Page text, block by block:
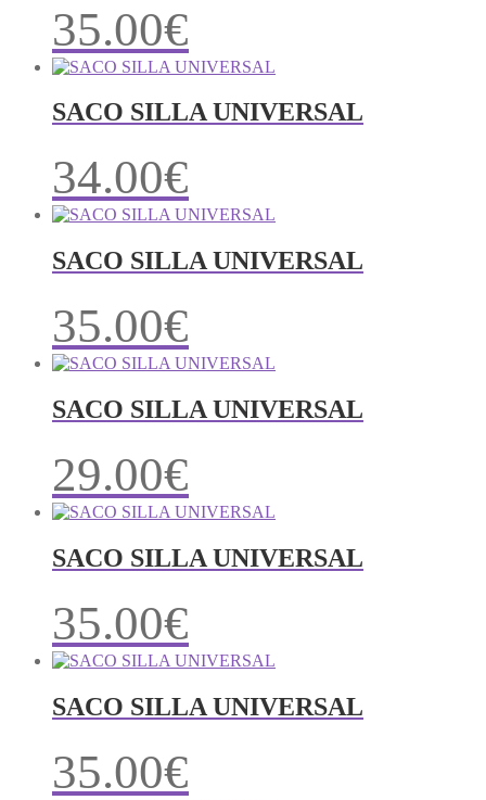
35.00€
SACO SILLA UNIVERSAL
34.00€
SACO SILLA UNIVERSAL
35.00€
SACO SILLA UNIVERSAL
29.00€
SACO SILLA UNIVERSAL
35.00€
SACO SILLA UNIVERSAL
35.00€